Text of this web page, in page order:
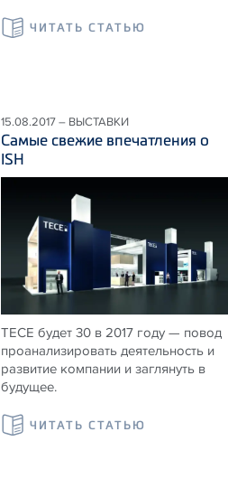
ЧИТАТЬ СТАТЬЮ
15.08.2017 – ВЫСТАВКИ
Самые свежие впечатления о
ISH
TECE будет 30 в 2017 году — повод
проанализировать деятельность и
развитие компании и заглянуть в
будущее.
ЧИТАТЬ СТАТЬЮ